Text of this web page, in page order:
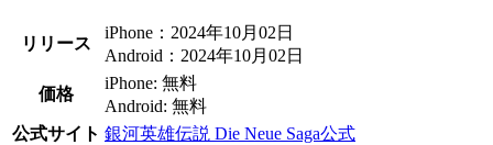
リリース
iPhone：2024年10月02日
Android：2024年10月02日
価格
iPhone: 無料
Android: 無料
公式サイト 銀河英雄伝説 Die Neue Saga公式